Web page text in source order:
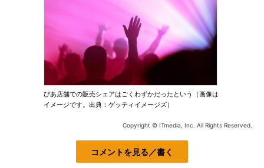
ぴあ店舗での販売シェアはごくわずかだったという（画像は
イメージです。出典：ゲッティイメージズ）
Copyright © ITmedia, Inc. All Rights Reserved.
コメントを見る／書く